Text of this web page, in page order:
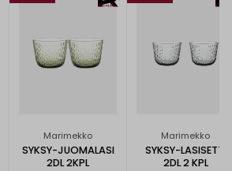
Marimekko
SYKSY-JUOMALASI
2DL 2KPL
Marimekko
SYKSY-LASISETTI
2DL 2 KPL